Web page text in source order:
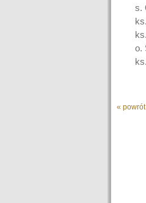
s.
o.
«